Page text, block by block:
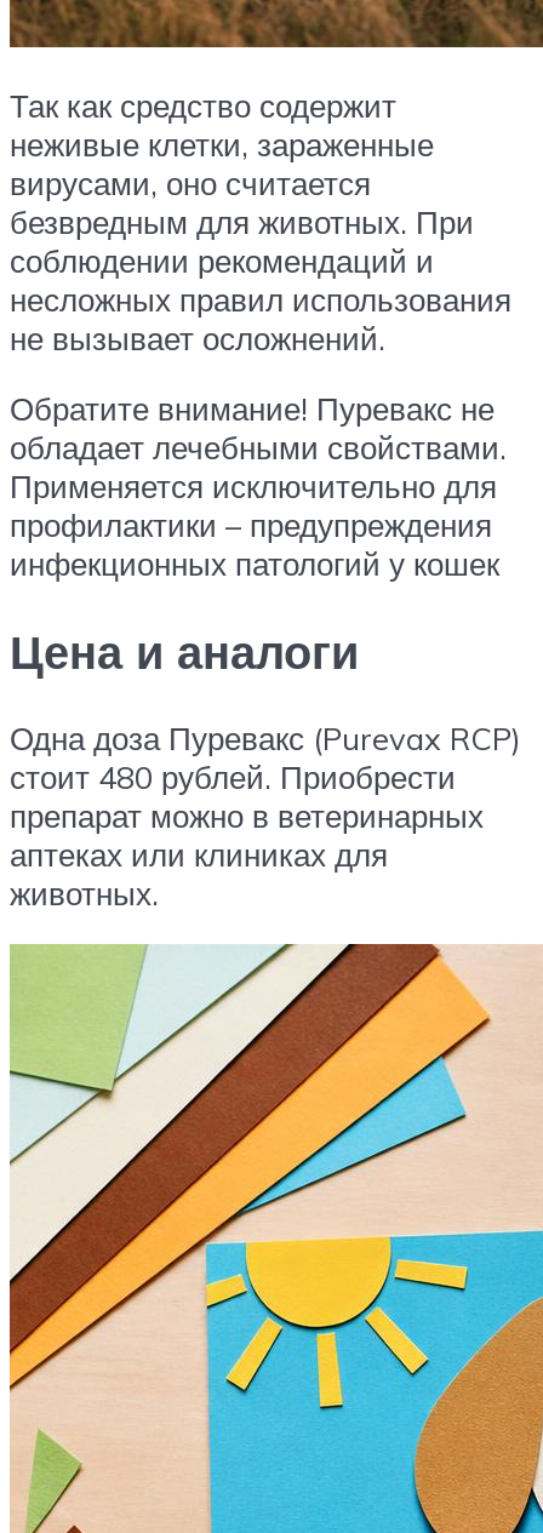
Так как средство содержит
неживые клетки, зараженные
вирусами, оно считается
безвредным для животных. При
соблюдении рекомендаций и
несложных правил использования
не вызывает осложнений.
Обратите внимание! Пуревакс не
обладает лечебными свойствами.
Применяется исключительно для
профилактики – предупреждения
инфекционных патологий у кошек
Цена и аналоги
Одна доза Пуревакс (Purevax RCP)
стоит 480 рублей. Приобрести
препарат можно в ветеринарных
аптеках или клиниках для
животных.